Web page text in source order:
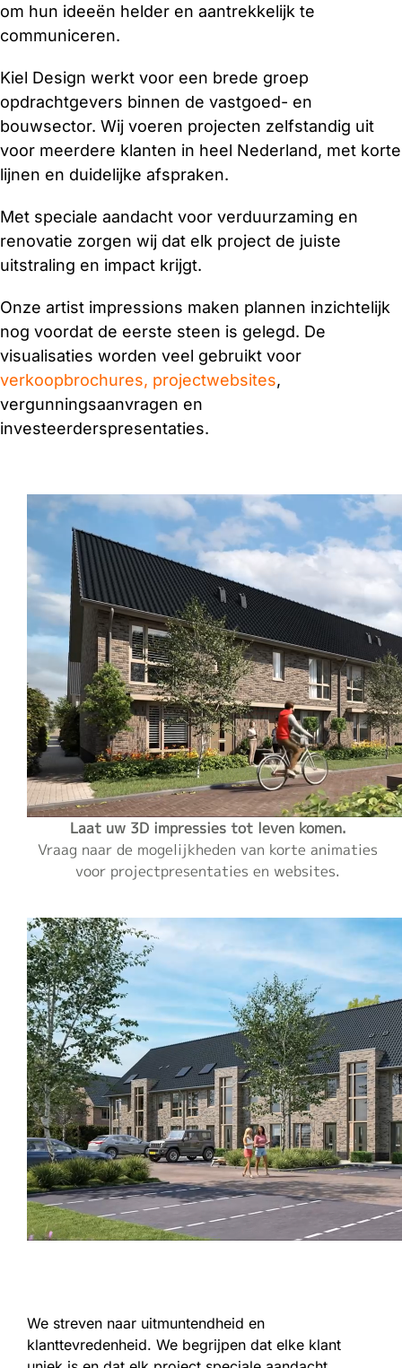
om hun ideeën helder en aantrekkelijk te
communiceren.
Kiel Design werkt voor een brede groep
opdrachtgevers binnen de vastgoed- en
bouwsector. Wij voeren projecten zelfstandig uit
voor meerdere klanten in heel Nederland, met korte
lijnen en duidelijke afspraken.
Met speciale aandacht voor verduurzaming en
renovatie zorgen wij dat elk project de juiste
uitstraling en impact krijgt.
Onze artist impressions maken plannen inzichtelijk
nog voordat de eerste steen is gelegd. De
visualisaties worden veel gebruikt voor
verkoopbrochures, projectwebsites,
vergunningsaanvragen en
investeerderspresentaties.
Laat uw 3D impressies tot leven komen.
Vraag naar de mogelijkheden van korte animaties
voor projectpresentaties en websites.
We streven naar uitmuntendheid en
klanttevredenheid. We begrijpen dat elke klant